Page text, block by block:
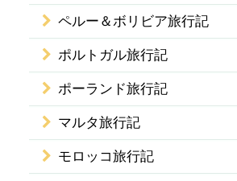
ペルー＆ボリビア旅行記
ポルトガル旅行記
ポーランド旅行記
マルタ旅行記
モロッコ旅行記